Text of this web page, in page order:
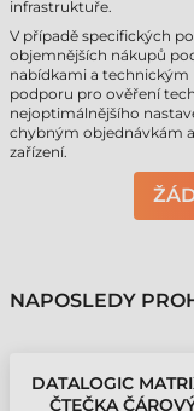
infrastruktuře.
V případě specifických
objemnějších nákupů
nabídkami a technickým
podporu pro ověření
nejoptimálnějšího
chybným objednávkám
zařízení.
NAPOSLEDY
DATALOGIC
ČTEČKA